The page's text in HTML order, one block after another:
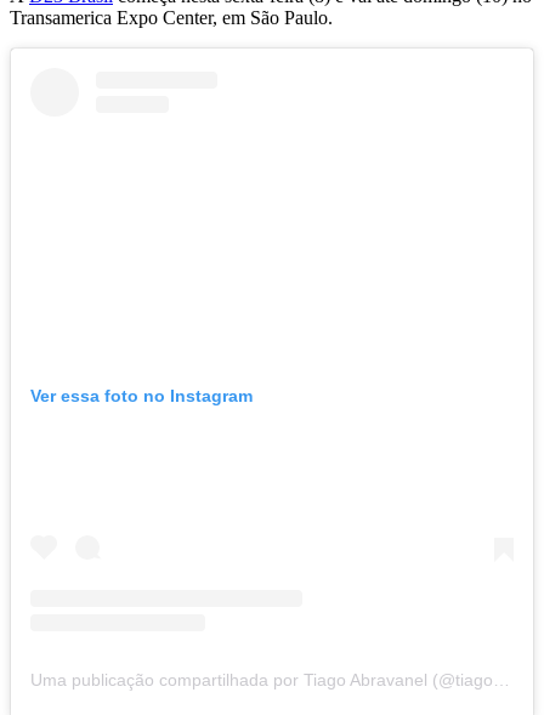
Transamerica Expo Center, em São Paulo.
Ver essa foto no Instagram